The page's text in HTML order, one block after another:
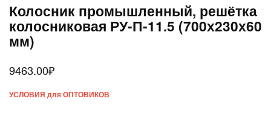
Колосник промышленный, решётка
колосниковая РУ-П-11.5 (700х230х60
мм)
9463.00₽
УСЛОВИЯ для ОПТОВИКОВ